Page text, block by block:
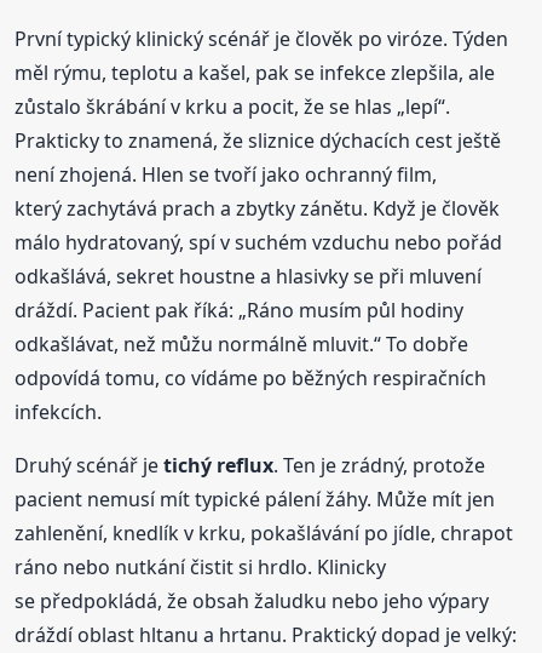
První typický klinický scénář je člověk po viróze. Týden
měl rýmu, teplotu a kašel, pak se infekce zlepšila, ale
zůstalo škrábání v krku a pocit, že se hlas „lepí“.
Prakticky to znamená, že sliznice dýchacích cest ještě
není zhojená. Hlen se tvoří jako ochranný film,
který zachytává prach a zbytky zánětu. Když je člověk
málo hydratovaný, spí v suchém vzduchu nebo pořád
odkašlává, sekret houstne a hlasivky se při mluvení
dráždí. Pacient pak říká: „Ráno musím půl hodiny
odkašlávat, než můžu normálně mluvit.“ To dobře
odpovídá tomu, co vídáme po běžných respiračních
infekcích.
Druhý scénář jetichý reflux. Ten je zrádný, protože
pacient nemusí mít typické pálení žáhy. Může mít jen
zahlenění, knedlík v krku, pokašlávání po jídle, chrapot
ráno nebo nutkání čistit si hrdlo. Klinicky
se předpokládá, že obsah žaludku nebo jeho výpary
dráždí oblast hltanu a hrtanu. Praktický dopad je velký: